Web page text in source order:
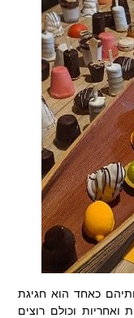
כאחד הוא חגיגת
לגיל 12, גיל בגרות ואחריות וכולם רוצים